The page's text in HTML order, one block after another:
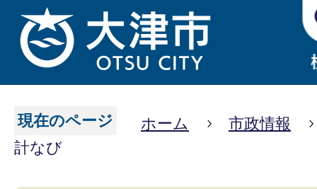
現在のページ ホーム
市政情報
計なび